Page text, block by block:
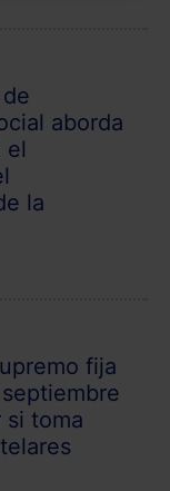
aborda
el
la
fija
si toma